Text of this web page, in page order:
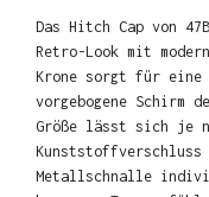
Das Hitch Cap von
Retro-Look mit
Krone sorgt für eine
vorgebogene Schirm
Größe lässt sich je
Kunststoffverschluss
Metallschnalle